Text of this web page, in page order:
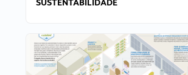
SUSTENTABILIDADE